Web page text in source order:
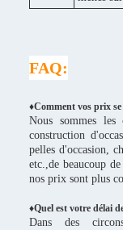
FAQ:
♦Comment vos prix
Nous sommes
construction
pelles d'occasion,
etc.,de beaucoup
nos prix sont plus
♦Quel est votre délai
Dans des